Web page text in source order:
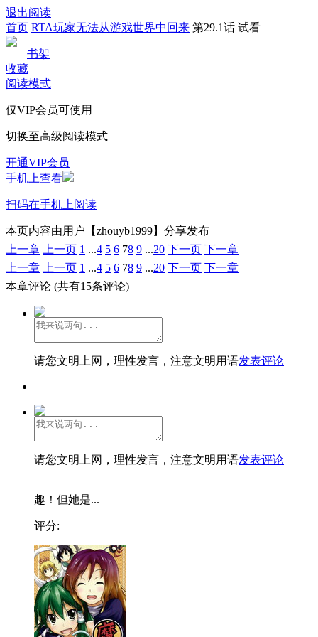
退出阅读
首页 RTA玩家无法从游戏世界中回来 第29.1话 试看
书架
收藏
阅读模式
仅VIP会员可使用
切换至高级阅读模式
开通VIP会员
手机上查看
扫码在手机上阅读
本页内容由用户【zhouyb1999】分享发布
上一章
上一页 1 ...4 5 6 78 9 ...20 下一页 下一章
上一章
上一页 1 ...4 5 6 78 9 ...20 下一页 下一章
本章评论 (共有15条评论)
请您文明上网，理性发言，注意文明用语发表评论
请您文明上网，理性发言，注意文明用语发表评论
趣！但她是...
评分: